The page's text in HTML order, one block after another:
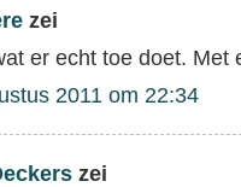
zei
er echt toe doet. Met
2011 om 22:34
zei